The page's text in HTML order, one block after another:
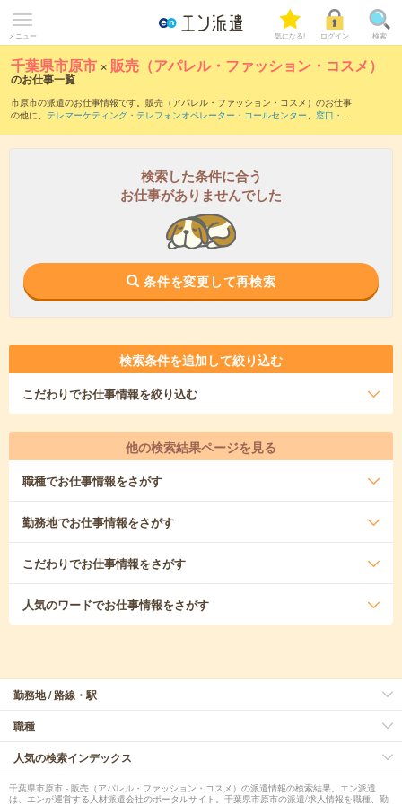
メニュー 気になる! ログイン 検索
千葉県市原市 × 販売（アパレル・ファッション・コスメ）
のお仕事一覧
市原市の派遣のお仕事情報です。販売（アパレル・ファッション・コスメ）のお仕事
の他に、 テレマーケティング・テレフォンオペレーター・コールセンター、 窓口・シ
でいただけます。職種辞典：販売（アパレル・ファッション・コスメ）のお仕事と
検索した条件に合う
お仕事がありませんでした
条件を変更して再検索
検索条件を追加して絞り込む
こだわりでお仕事情報を絞り込む
他の検索結果ページを見る
職種でお仕事情報をさがす
勤務地でお仕事情報をさがす
こだわりでお仕事情報をさがす
人気のワードでお仕事情報をさがす
勤務地 / 路線・駅
職種
人気の検索インデックス
千葉県市原市 - 販売（アパレル・ファッション・コスメ）の派遣情報の検索結果。エン派遣
は、エンが運営する人材派遣会社のポータルサイト。千葉県市原市の派遣/求人情報を職種、勤